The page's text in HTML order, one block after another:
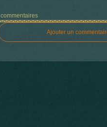
commentaires
Ajouter un